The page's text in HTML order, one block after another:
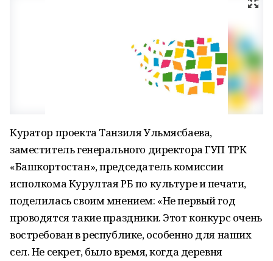
Куратор проекта Танзиля Ульмясбаева,
заместитель генерального директора ГУП ТРК
«Башкортостан», председатель комиссии
исполкома Курултая РБ по культуре и печати,
поделилась своим мнением: «Не первый год
проводятся такие праздники. Этот конкурс очень
востребован в республике, особенно для наших
сел. Не секрет, было время, когда деревня